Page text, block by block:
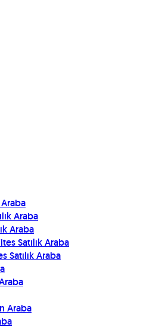
Araba
Araba
Satılık Araba
Satılık Araba
Araba